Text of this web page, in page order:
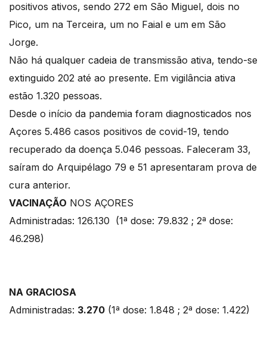
positivos ativos, sendo 272 em São Miguel, dois no
Pico, um na Terceira, um no Faial e um em São
Jorge.
Não há qualquer cadeia de transmissão ativa, tendo-se
extinguido 202 até ao presente. Em vigilância ativa
estão 1.320 pessoas.
Desde o início da pandemia foram diagnosticados nos
Açores 5.486 casos positivos de covid-19, tendo
recuperado da doença 5.046 pessoas. Faleceram 33,
saíram do Arquipélago 79 e 51 apresentaram prova de
cura anterior.
VACINAÇÃO NOS AÇORES
Administradas: 126.130 (1ª dose: 79.832 ; 2ª dose:
46.298)
NA GRACIOSA
Administradas: 3.270 (1ª dose: 1.848 ; 2ª dose: 1.422)